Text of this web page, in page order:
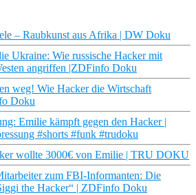
– Raubkunst aus Afrika | DW Doku
Ukraine: Wie russische Hacker mit
angriffen |ZDFinfo Doku
weg! Wie Hacker die Wirtschaft
Doku
Emilie kämpft gegen den Hacker |
#shorts #funk #trudoku
wollte 3000€ von Emilie | TRU DOKU
zum FBI-Informanten: Die
the Hacker“ | ZDFinfo Doku